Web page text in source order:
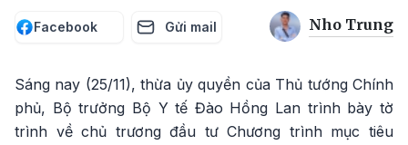
Facebook Gửi mail Nho Trung
Sáng nay (25/11), thừa ủy quyền của Thủ tướng Chính
phủ, Bộ trưởng Bộ Y tế Đào Hồng Lan trình bày tờ
trình về chủ trương đầu tư Chương trình mục tiêu